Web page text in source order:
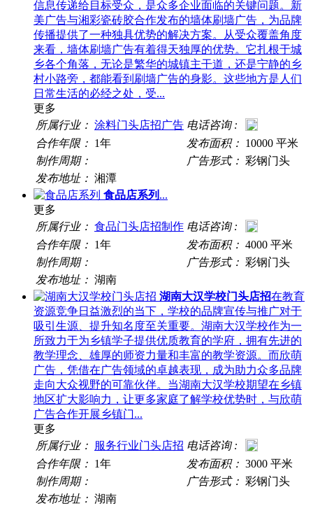
信息传递给目标受众，是众多企业面临的关键问题。新
美广告与湘彩瓷砖胶合作发布的墙体刷墙广告，为品牌
传播提供了一种独具优势的解决方案。从受众覆盖角度
来看，墙体刷墙广告有着得天独厚的优势。它扎根于城
乡各个角落，无论是繁华的城镇主干道，还是宁静的乡
村小路旁，都能看到刷墙广告的身影。这些地方是人们
日常生活的必经之处，受...
更多
所属行业： 涂料门头店招广告 电话咨询 :
合作年限： 1年 发布面积： 10000 平米
制作周期：
广告形式： 彩钢门头
发布地址： 湘潭
食品店系列 ...
更多
所属行业： 食品门头店招制作 电话咨询 :
合作年限： 1年 发布面积： 4000 平米
制作周期：
广告形式： 彩钢门头
发布地址： 湖南
湖南大汉学校门头店招在教育
资源竞争日益激烈的当下，学校的品牌宣传与推广对于
吸引生源、提升知名度至关重要。湖南大汉学校作为一
所致力于为乡镇学子提供优质教育的学府，拥有先进的
教学理念、雄厚的师资力量和丰富的教学资源。而欣萌
广告，凭借在广告领域的卓越表现，成为助力众多品牌
走向大众视野的可靠伙伴。当湖南大汉学校期望在乡镇
地区扩大影响力，让更多家庭了解学校优势时，与欣萌
广告合作开展乡镇门...
更多
所属行业： 服务行业门头店招 电话咨询 :
合作年限： 1年 发布面积： 3000 平米
制作周期：
广告形式： 彩钢门头
发布地址： 湖南